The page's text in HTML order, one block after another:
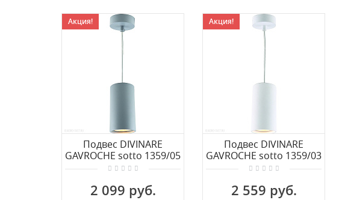
Акция!
Подвес DIVINARE
GAVROCHE sotto 1359/05
SP-1
2 099 руб.
Акция!
Подвес DIVINARE
GAVROCHE sotto 1359/03
SP-1
2 559 руб.